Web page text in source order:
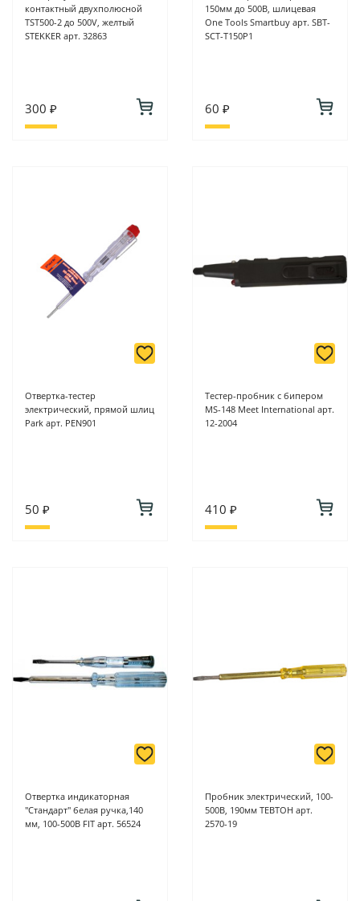
контактный двухполюсной
TST500-2 до 500V, желтый
STEKKER арт. 32863
300 ₽
150мм до 500В, шлицевая
One Tools Smartbuy арт. SBT-
SCT-T150P1
60 ₽
Отвертка-тестер
электрический, прямой шлиц
Park арт. PEN901
50 ₽
Тестер-пробник с бипером
MS-148 Meet International арт.
12-2004
410 ₽
Отвертка индикаторная
"Стандарт" белая ручка,140
мм, 100-500В FIT арт. 56524
Пробник электрический, 100-
500В, 190мм ТЕВТОН арт.
2570-19